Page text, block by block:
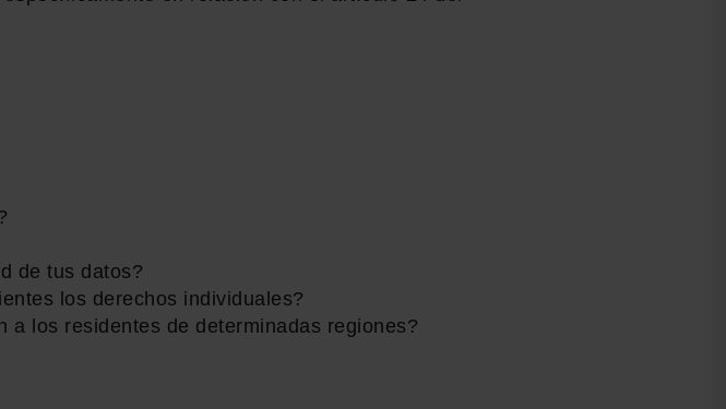
de tus datos?
los derechos individuales?
a los residentes de determinadas regiones?